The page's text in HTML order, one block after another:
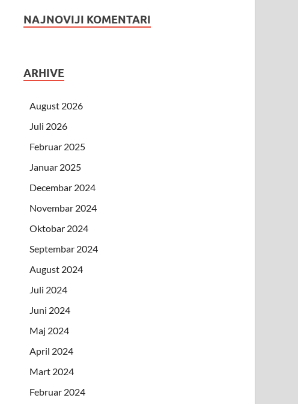
NAJNOVIJI KOMENTARI
ARHIVE
August 2026
Juli 2026
Februar 2025
Januar 2025
Decembar 2024
Novembar 2024
Oktobar 2024
Septembar 2024
August 2024
Juli 2024
Juni 2024
Maj 2024
April 2024
Mart 2024
Februar 2024